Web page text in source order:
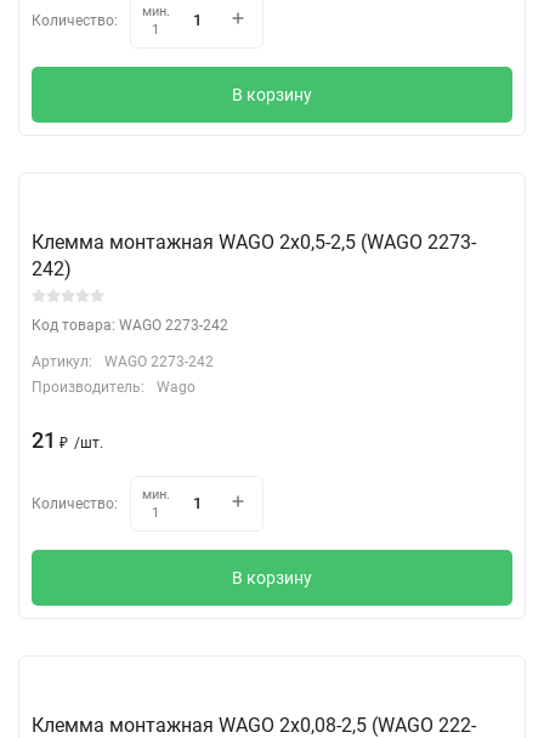
Количество:
мин.
1
В корзину
Клемма монтажная WAGO 2х0,5-2,5 (WAGO 2273-
242)
Код товара: WAGO 2273-242
Артикул:
WAGO 2273-242
Производитель:
Wago
21 ₽ /шт.
Количество:
мин.
1
В корзину
Клемма монтажная WAGO 2х0,08-2,5 (WAGO 222-